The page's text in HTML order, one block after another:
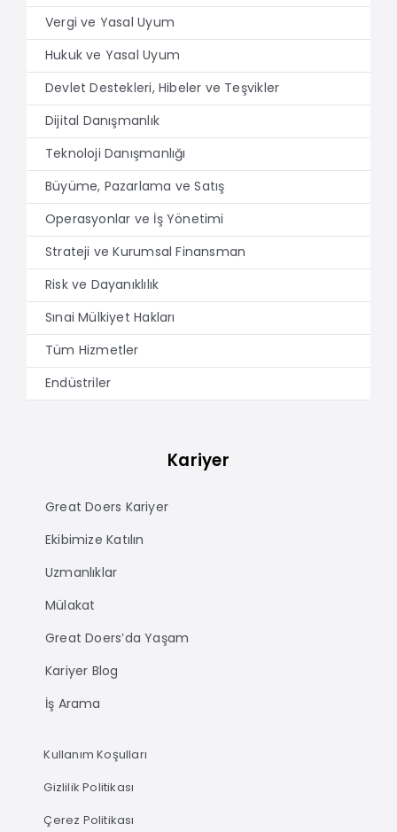
Vergi ve Yasal Uyum
Hukuk ve Yasal Uyum
Devlet Destekleri, Hibeler ve Teşvikler
Dijital Danışmanlık
Teknoloji Danışmanlığı
Büyüme, Pazarlama ve Satış
Operasyonlar ve İş Yönetimi
Strateji ve Kurumsal Finansman
Risk ve Dayanıklılık
Sınai Mülkiyet Hakları
Tüm Hizmetler
Endüstriler
Kariyer
Great Doers Kariyer
Ekibimize Katılın
Uzmanlıklar
Mülakat
Great Doers’da Yaşam
Kariyer Blog
İş Arama
Kullanım Koşulları
Gizlilik Politikası
Çerez Politikası